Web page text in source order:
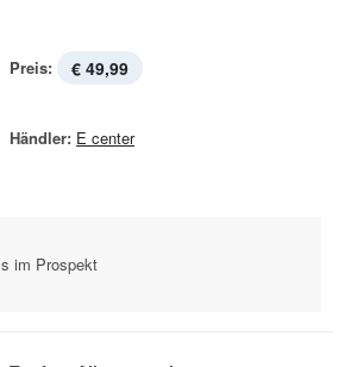
Preis: € 49,99
Händler: E center
im Prospekt